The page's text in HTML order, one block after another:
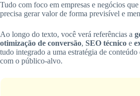
Tudo com foco em empresas e negócios
precisa gerar valor de forma previsível e
Ao longo do texto, você verá referências a
otimização de conversão, SEO técnico e
tudo integrado a uma estratégia de conteúdo
com o público-alvo.